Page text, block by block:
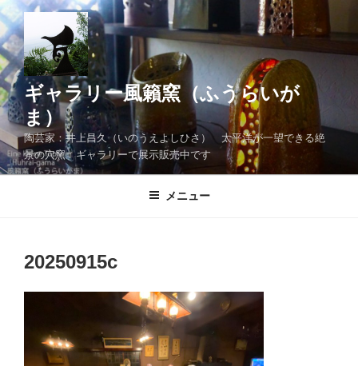
コ
ン
テ
ン
ツ
へ
ス
キ
ッ
ギャラリー風籟窯（ふうらいが
ま）
陶芸家：井上昌久（いのうえよしひさ） 太平洋が一望できる絶
景の穴窯 ギャラリーで展示販売中です
メニュー
20250915c